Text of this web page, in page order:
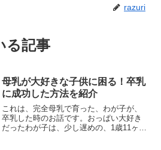
razuri
る記事
母乳が大好きな子供に困る！卒乳
に成功した方法を紹介
これは、完全母乳で育った、わが子が、
卒乳した時のお話です。おっぱい大好き
だったわが子は、少し遅めの、1歳11ヶ月